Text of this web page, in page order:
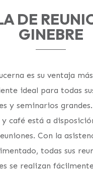
DE
GINEBRE
es su ventaja
ideal para todas
y seminarios
y café está a
Con la
todas sus
se realizan